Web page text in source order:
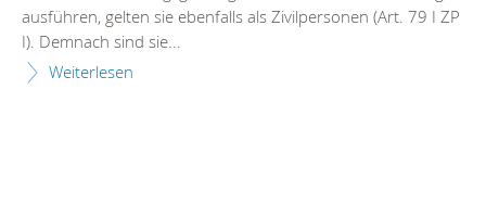
ausführen, gelten sie ebenfalls als Zivilpersonen (Art. 79 I ZP
I). Demnach sind sie...
Weiterlesen